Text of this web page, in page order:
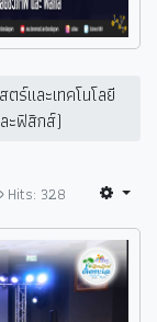
ร์และเทคโนโลยี
ะฟิสิกส์)
Hits: 328